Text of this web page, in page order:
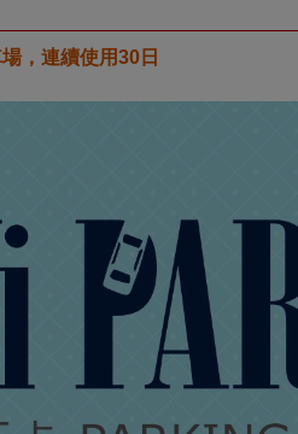
，連續使用30日